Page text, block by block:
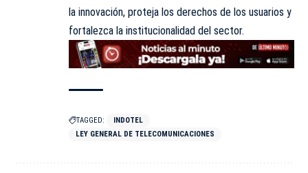
la innovación, proteja los derechos de los usuarios y
fortalezca la institucionalidad del sector.
TAGGED:
INDOTEL
LEY GENERAL DE TELECOMUNICACIONES